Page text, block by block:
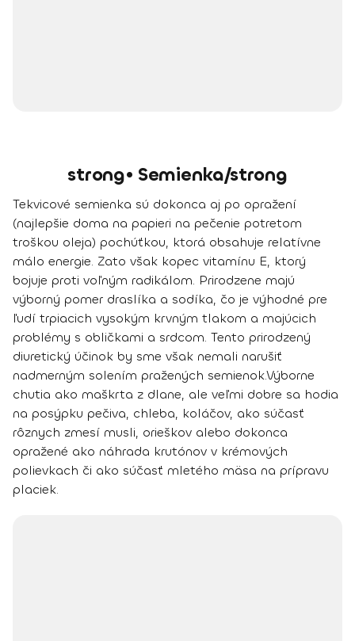
strong• Semienka/strong
Tekvicové semienka sú dokonca aj po opražení
(najlepšie doma na papieri na pečenie potretom
troškou oleja) pochúťkou, ktorá obsahuje relatívne
málo energie. Zato však kopec vitamínu E, ktorý
bojuje proti voľným radikálom. Prirodzene majú
výborný pomer draslíka a sodíka, čo je výhodné pre
ľudí trpiacich vysokým krvným tlakom a majúcich
problémy s obličkami a srdcom. Tento prirodzený
diuretický účinok by sme však nemali narušiť
nadmerným solením pražených semienok.Výborne
chutia ako maškrta z dlane, ale veľmi dobre sa hodia
na posýpku pečiva, chleba, koláčov, ako súčasť
rôznych zmesí musli, orieškov alebo dokonca
opražené ako náhrada krutónov v krémových
polievkach či ako súčasť mletého mäsa na prípravu
placiek.